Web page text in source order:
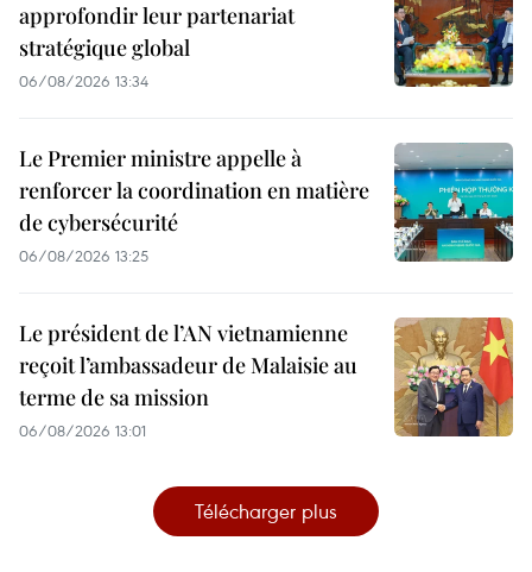
approfondir leur partenariat
stratégique global
06/08/2026 13:34
Le Premier ministre appelle à
renforcer la coordination en matière
de cybersécurité
06/08/2026 13:25
Le président de l’AN vietnamienne
reçoit l’ambassadeur de Malaisie au
terme de sa mission
06/08/2026 13:01
Télécharger plus